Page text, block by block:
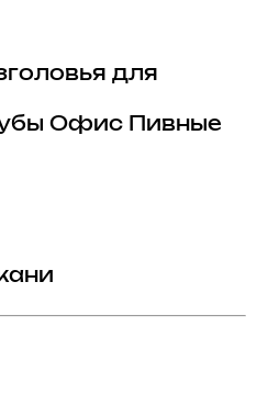
для
Офис
Пивные